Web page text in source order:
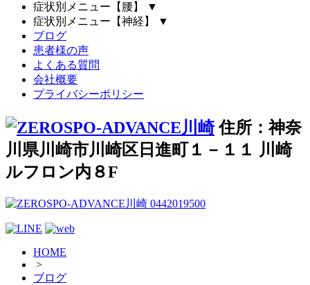
症状別メニュー【腰】
▼
症状別メニュー【神経】
▼
ブログ
患者様の声
よくある質問
会社概要
プライバシーポリシー
住所：神奈
川県川崎市川崎区日進町１－１１ 川崎
ルフロン内８F
HOME
>
ブログ